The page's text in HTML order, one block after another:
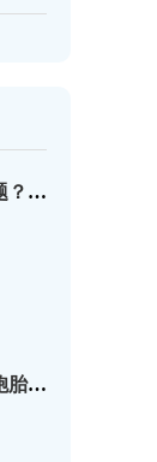
试管婴儿常见问题？试管
试管婴儿都是多胞胎吗？